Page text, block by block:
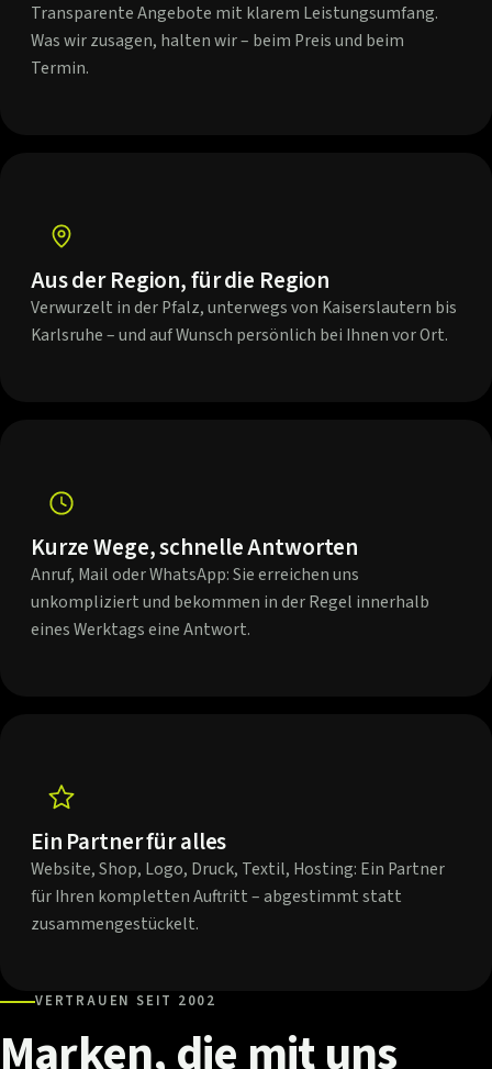
Transparente Angebote mit klarem Leistungsumfang.
Was wir zusagen, halten wir – beim Preis und beim
Termin.
Aus der Region, für die Region
Verwurzelt in der Pfalz, unterwegs von Kaiserslautern bis
Karlsruhe – und auf Wunsch persönlich bei Ihnen vor Ort.
Kurze Wege, schnelle Antworten
Anruf, Mail oder WhatsApp: Sie erreichen uns
unkompliziert und bekommen in der Regel innerhalb
eines Werktags eine Antwort.
Ein Partner für alles
Website, Shop, Logo, Druck, Textil, Hosting: Ein Partner
für Ihren kompletten Auftritt – abgestimmt statt
zusammengestückelt.
VERTRAUEN SEIT 2002
Marken,die mituns